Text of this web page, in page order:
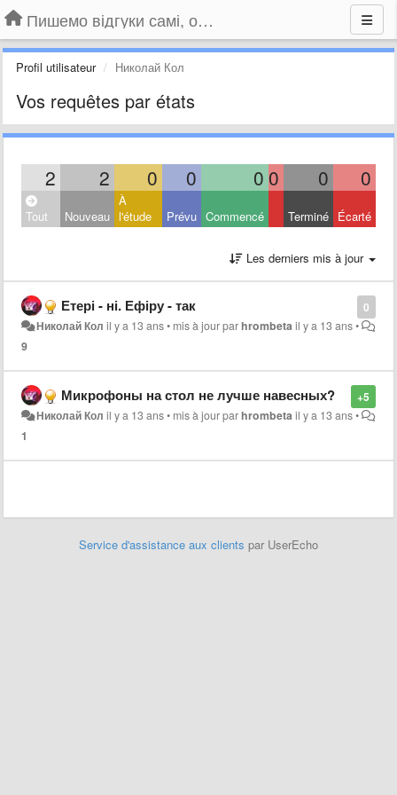
Пишемо відгуки самі, обговорюємо інші ідеї та пропозиції до Громадського Телебачення
Profil utilisateur Николай Кол
Vos requêtes par états
2 2 0 0 0 0 0 0
Tout Nouveau
À
l'étude
Prévu Commencé Terminé Écarté
Les derniers mis à jour
0
Етері - ні. Ефіру - так
Николай Кол il y a 13 ans• mis à jour parhrombetail y a 13 ans•
9
+5
Микрофоны на стол не лучше навесных?
Николай Кол il y a 13 ans• mis à jour parhrombetail y a 13 ans•
1
Service d'assistance aux clients par UserEcho